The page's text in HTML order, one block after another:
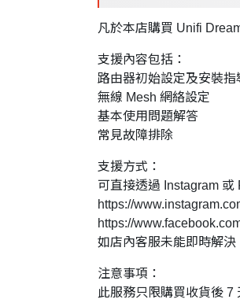
凡於本店購買 Unifi
支援內容包括：
路由器初始設定及安裝指
無線 Mesh 網絡設定
基本使用問題解答
常見故障排除
支援方式：
可直接透過 Instagram 或
https://
https://
如店內客服未能即時解
注意事項：
此服務只限購買收貨後 7